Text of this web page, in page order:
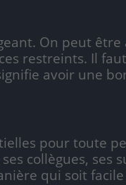
On peut être
restreints. Il
avoir une
pour toute
collègues, ses
qui soit